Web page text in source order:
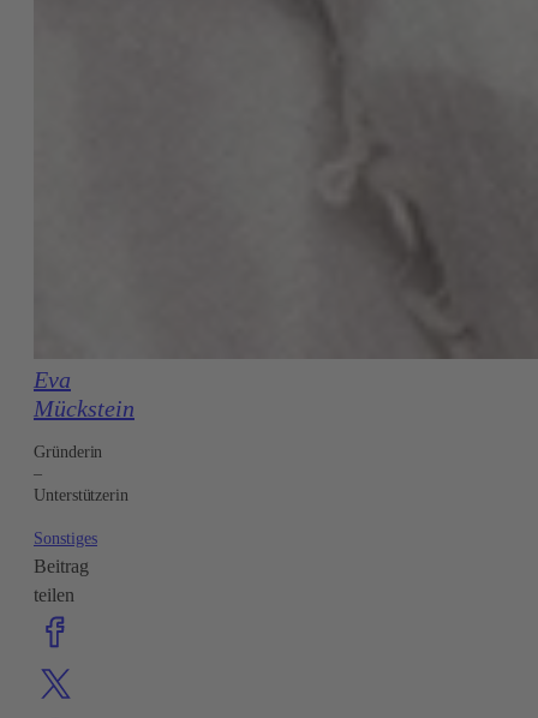
Eva
Mückstein
Gründerin
–
Unterstützerin
Sonstiges
Beitrag
teilen